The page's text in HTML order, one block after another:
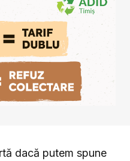
dacă putem spune